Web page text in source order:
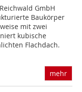
GmbH
Baukörper
mit zwei
kubische
Flachdach.
mehr